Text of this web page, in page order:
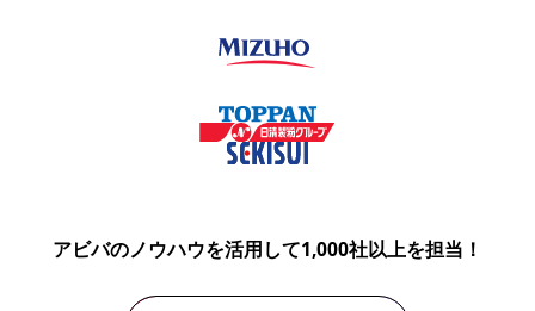
アビバのノウハウを活用して1,000社以上を担当！